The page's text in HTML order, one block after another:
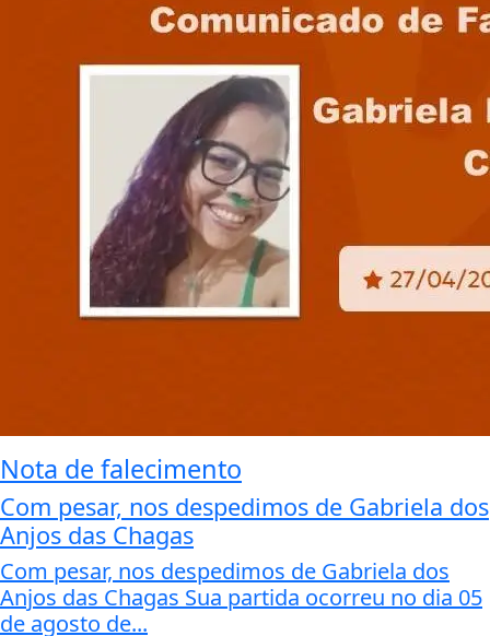
Nota de falecimento
Com pesar, nos despedimos de Gabriela dos
Anjos das Chagas
Com pesar, nos despedimos de Gabriela dos
Anjos das Chagas Sua partida ocorreu no dia 05
de agosto de...